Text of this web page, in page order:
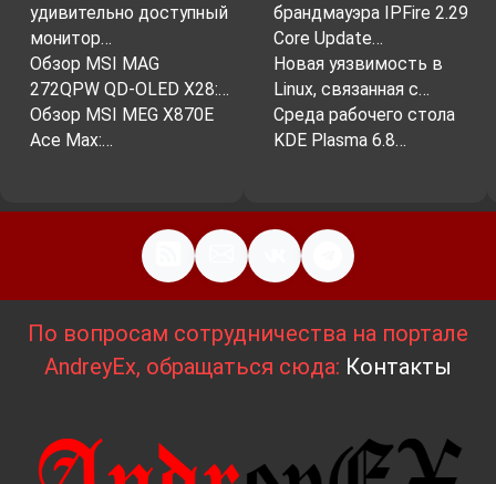
удивительно доступный
монитор…
Обзор MSI MAG
272QPW QD-OLED X28:…
Обзор MSI MEG X870E
Ace Max:…
брандмауэра IPFire 2.29
Core Update…
Новая уязвимость в
Linux, связанная с…
Среда рабочего стола
KDE Plasma 6.8…
По вопросам сотрудничества на портале
AndreyEx, обращаться сюда: Контакты